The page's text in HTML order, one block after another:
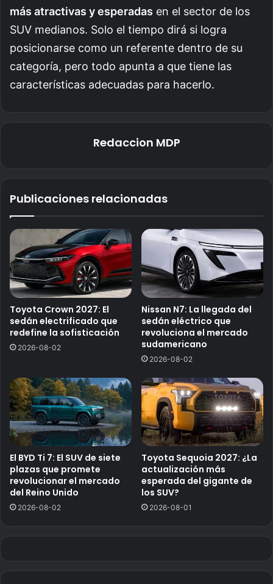
más atractivas y esperadas en el sector de los
SUV medianos. Solo el tiempo dirá si logra
posicionarse como un referente dentro de su
categoría, pero todo apunta a que tiene las
características adecuadas para hacerlo.
Redaccion MDP
Publicaciones relacionadas
Toyota Crown 2027: El
sedán electrificado que
redefine la sofisticación
2026-08-02
Nissan N7: La llegada del
sedán eléctrico que
revoluciona el mercado
sudamericano
2026-08-02
El BYD Ti 7: El SUV de siete
plazas que promete
revolucionar el mercado
del Reino Unido
2026-08-02
Toyota Sequoia 2027: ¿La
actualización más
esperada del gigante de
los SUV?
2026-08-01